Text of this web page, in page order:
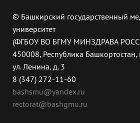
© Башкирский государственный
университет
(ФГБОУ ВО БГМУ МИНЗДРАВА
450008, Республика Башкортостан,
ул. Ленина, д. 3
8 (347) 272-11-60
bashsmu@yandex.ru
rectorat@bashgmu.ru